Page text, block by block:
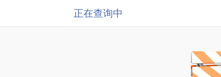
正在查询中